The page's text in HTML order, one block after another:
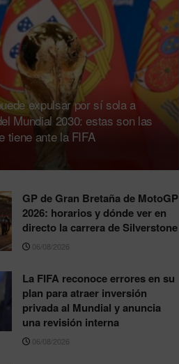
expulsar por sí sola a
Mundial 2030: estas son las
tiene ante la FIFA
GP de Gran Bretaña de MotoGP
2026: horarios y dónde ver en
directo la carrera de Silverstone
06/08/2026
La FIFA reconoce errores en su
plan para atraer inversión
privada al Mundial y anuncia
una revisión interna
06/08/2026